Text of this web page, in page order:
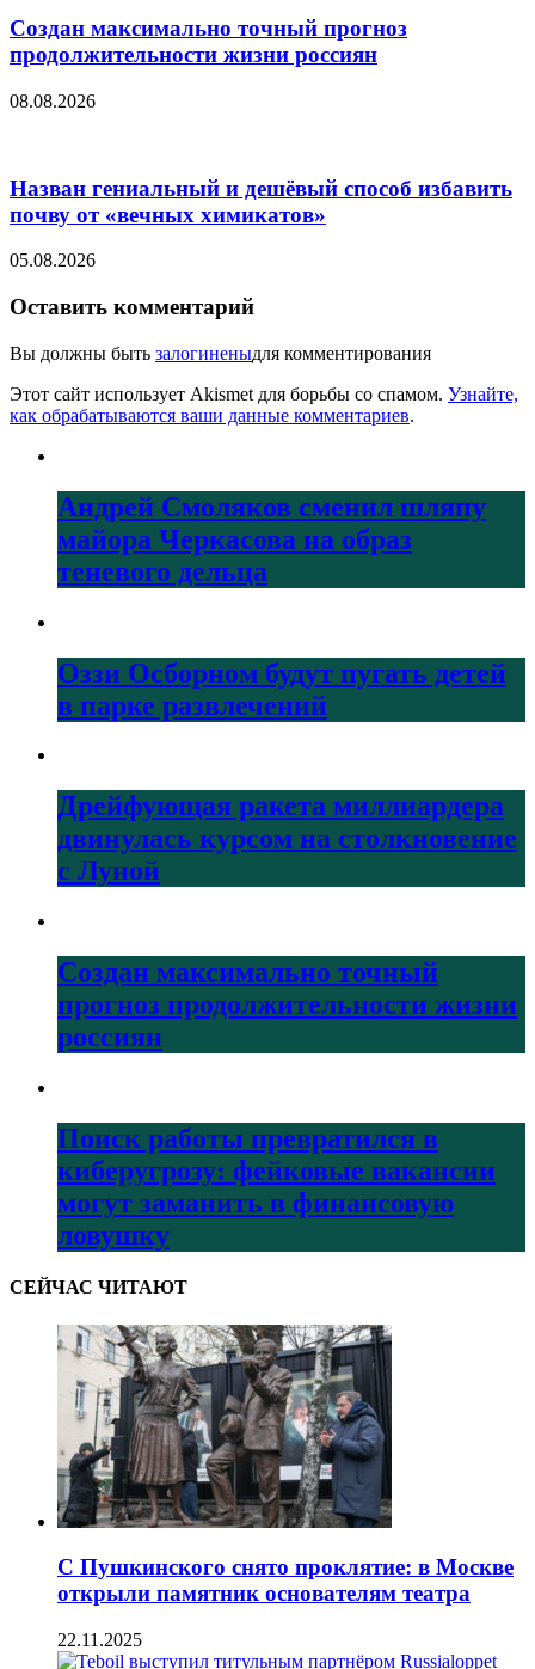
Создан максимально точный прогноз
продолжительности жизни россиян
08.08.2026
Назван гениальный и дешёвый способ избавить
почву от «вечных химикатов»
05.08.2026
Оставить комментарий
Вы должны быть залогиненыдля комментирования
Этот сайт использует Akismet для борьбы со спамом. Узнайте,
как обрабатываются ваши данные комментариев.
Андрей Смоляков сменил шляпу
майора Черкасова на образ
теневого дельца
Оззи Осборном будут пугать детей
в парке развлечений
Дрейфующая ракета миллиардера
двинулась курсом на столкновение
с Луной
Создан максимально точный
прогноз продолжительности жизни
россиян
Поиск работы превратился в
киберугрозу: фейковые вакансии
могут заманить в финансовую
ловушку
СЕЙЧАС ЧИТАЮТ
С Пушкинского снято проклятие: в Москве
открыли памятник основателям театра
22.11.2025